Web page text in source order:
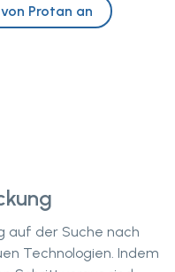
Protan an
auf der Suche nach
Technologien. Indem